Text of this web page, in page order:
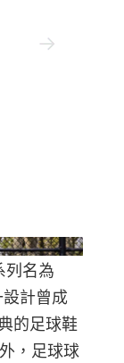
Mschf
名為
計曾成
的足球鞋
，足球球